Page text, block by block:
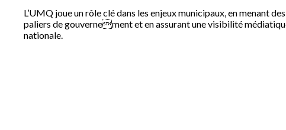
L’UMQ joue un rôle clé dans les enjeux municipaux, en menant
paliers de gouvernement et en assurant une visibilité
nationale.